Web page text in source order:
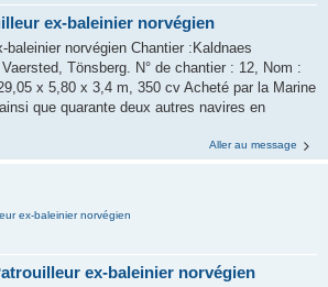
ex-baleinier norvégien
baleinier norvégien Chantier :Kaldnaes
Tönsberg. N° de chantier : 12, Nom :
x 5,80 x 3,4 m, 350 cv Acheté par la Marine
que quarante deux autres navires en
Aller au message
ex-baleinier norvégien
ex-baleinier norvégien